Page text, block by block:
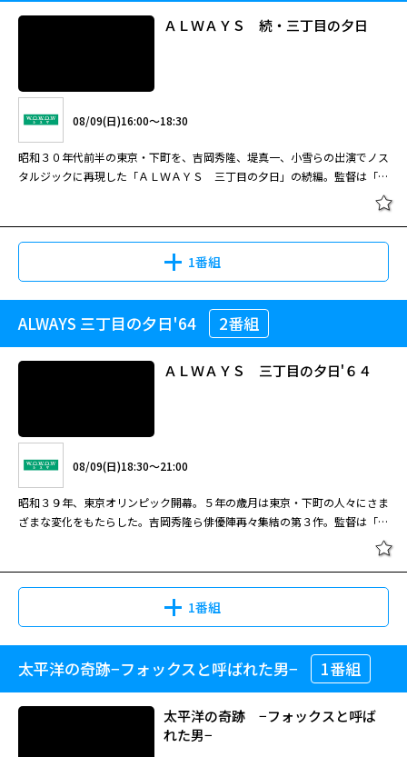
３部作へと発展した人気シリーズの第１作。吉岡秀隆らが出演。監督は「ゴ
ジラ−１．０」の山崎貴。
夏休みスペシャル！「ALWAYS 三丁
目の夕日」3作品一挙放送 ALWAYS
三丁目の夕日
08/28(金)11:30～13:45
昭和３０年代前半の東京・下町をノスタルジックに再現して大ヒット。後に
ジラ－１．０」の山崎貴。 西岸良平によるロングセラーヒットコミックを
前半の東京を視覚的にどこまで再現できるかにこだわった。その結果、ノス
東京は、当時を知らない観客からも好評を博し、２年後には続編「ＡＬＷＡ
ＹＳ 続・三丁目の夕日」も作られて大ヒット。当時の邦画シーンを語る際
に決して外せない一作となった。 昭和３３（１９５８）年、東京の下町、
夕日町三丁目にある自動車修理工場《鈴木オート》に、青森から集団就職で
若い六子（むつこ）がやって来る。《鈴木オート》の向かいにある駄菓子店
淳之介を預かるはめに。茶川は淳之介に対して次第に深い愛着を感じだす
が、意外な横やりが……。
ＡＬＷＡＹＳ 続・三丁目の夕日
08/09(日)16:00～18:30
昭和３０年代前半の東京・下町を、吉岡秀隆、堤真一、小雪らの出演でノス
タルジックに再現した「ＡＬＷＡＹＳ 三丁目の夕日」の続編。監督は「ゴ
1番組
ＡＬＷＡＹＳ 続・三丁目の夕日
タルジックに再現した「ＡＬＷＡＹＳ 三丁目の夕日」の続編。監督は「ゴ
ジラ−１．０」の山崎貴。
夏休みスペシャル！「ALWAYS 三丁
目の夕日」3作品一挙放送 ALWAYS
続・三丁目の夕日
08/28(金)13:45～16:15
昭和３０年代前半の東京・下町を、吉岡秀隆、堤真一、小雪らの出演でノス
ジラ－１．０」の山崎貴。 西岸良平の人気コミック「三丁目の夕日」を山
崎貴監督が映画化した前作に続き、昭和３０年代前半、東京・下町で見られ
ALWAYS 三丁目の夕日'64 2番組
ＡＬＷＡＹＳ 三丁目の夕日'６４
08/09(日)18:30～21:00
昭和３９年、東京オリンピック開幕。５年の歳月は東京・下町の人々にさま
ざまな変化をもたらした。吉岡秀隆ら俳優陣再々集結の第３作。監督は「ゴ
1番組
ＡＬＷＡＹＳ 三丁目の夕日'６４
太平洋の奇跡−フォックスと呼ばれた男− 1番組
太平洋の奇跡 −フォックスと呼ば
れた男−